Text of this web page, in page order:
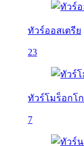
ทัวร์ออสเตรีย
23
ทัวร์โมร็อกโก
7